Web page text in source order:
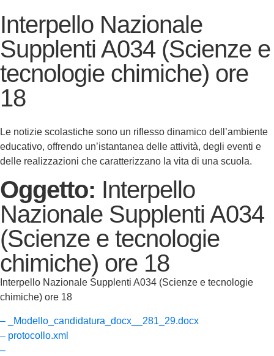
Interpello Nazionale
Supplenti A034 (Scienze e
tecnologie chimiche) ore
18
Le notizie scolastiche sono un riflesso dinamico dell’ambiente
educativo, offrendo un’istantanea delle attività, degli eventi e
delle realizzazioni che caratterizzano la vita di una scuola.
Oggetto: Interpello
Nazionale Supplenti A034
(Scienze e tecnologie
chimiche) ore 18
Interpello Nazionale Supplenti A034 (Scienze e tecnologie
chimiche) ore 18
– _Modello_candidatura_docx__281_29.docx
– protocollo.xml
–